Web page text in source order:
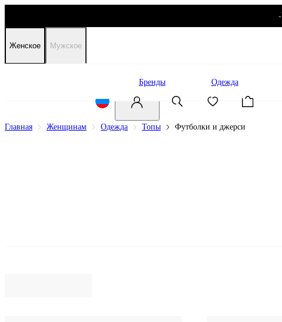
Женское Мужское
Бренды Одежда
Главная Женщинам Одежда Топы Футболки и джерси